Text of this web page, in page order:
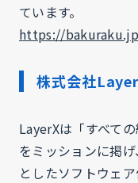
ています。
https://
株式会社
LayerXは「すべて
をミッションに掲
としたソフトウェ